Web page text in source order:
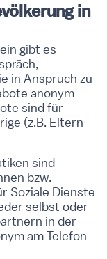
in
gibt es
in Anspruch zu
anonym
sind für
(z.B. Eltern
sind
bzw.
Soziale Dienste
selbst oder
in der
am Telefon